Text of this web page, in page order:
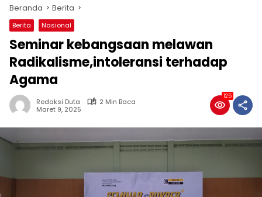
Beranda Berita
Berita Nasional
Seminar kebangsaan melawan
Radikalisme,intoleransi terhadap
Agama
Redaksi Duta
2 Min Baca
Maret 9, 2025
125